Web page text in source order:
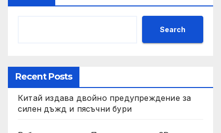
Search
Recent Posts
Китай издава двойно предупреждение за
силен дъжд и пясъчни бури